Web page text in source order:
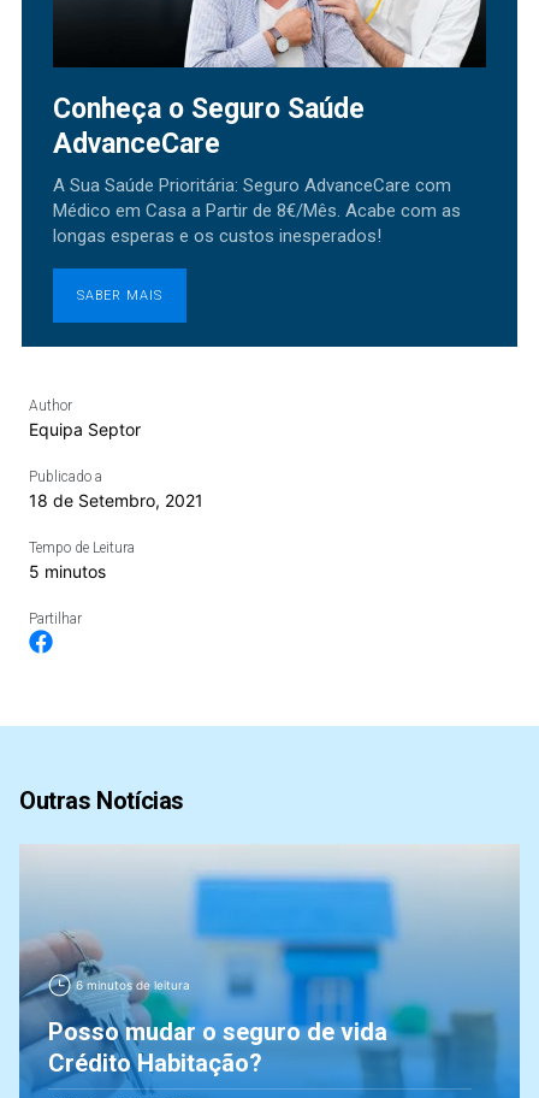
Conheça o Seguro Saúde
AdvanceCare
A Sua Saúde Prioritária: Seguro AdvanceCare com
Médico em Casa a Partir de 8€/Mês. Acabe com as
longas esperas e os custos inesperados!
SABER MAIS
Author
Equipa Septor
Publicado a
18 de Setembro, 2021
Tempo de Leitura
5 minutos
Partilhar
Outras Notícias
6 minutos de leitura
Posso mudar o seguro de vida
Crédito Habitação?